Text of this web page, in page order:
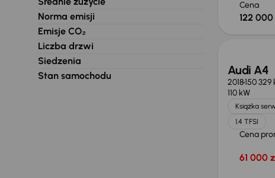
Norma emisji
Emisje CO₂
Liczba drzwi
Siedzenia
Stan samochodu
Cena
122 000
Audi A4
2018150 329
110 kW
Książka
1.4 TFSI
Cena
61 000